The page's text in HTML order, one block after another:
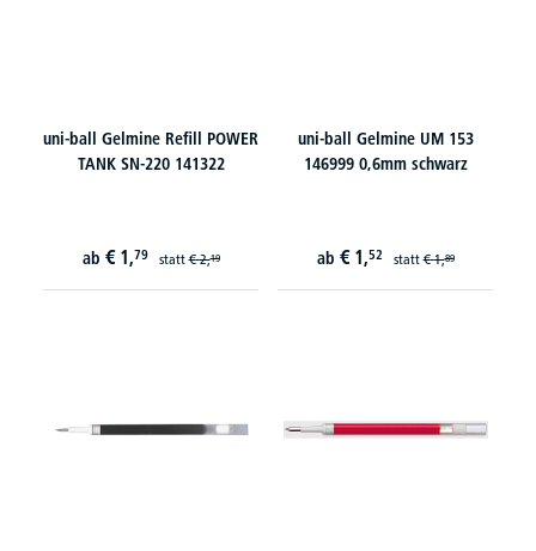
uni-ball Gelmine Refill POWER
TANK SN-220 141322
ab € 1,79 statt€ 2,19
uni-ball Gelmine UM 153
146999 0,6mm schwarz
ab € 1,52 statt€ 1,89